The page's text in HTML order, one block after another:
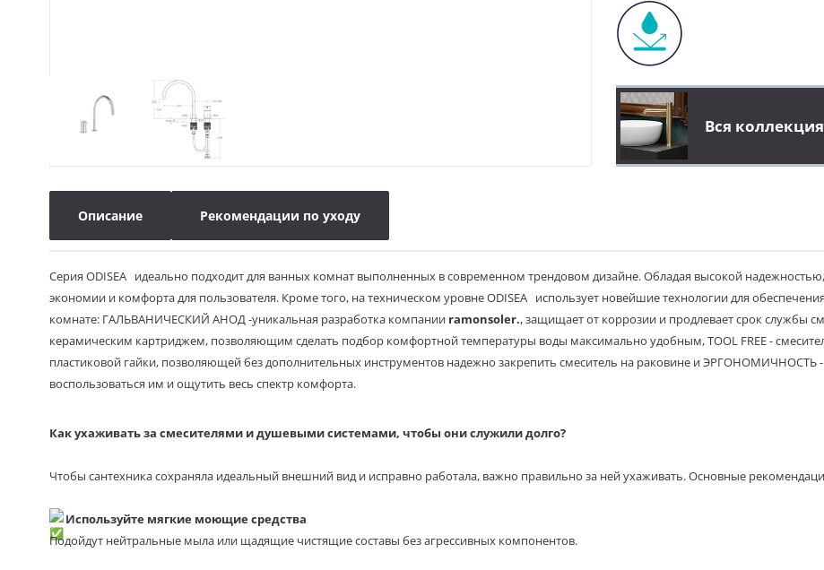
Вся коллекция
Описание Рекомендации по уходу
Серия ODISEA идеально подходит для ванных комнат выполненных в современном трендовом дизайне. Обладая высокой
экономии и комфорта для пользователя. Кроме того, на техническом уровне ODISEA использует новейшие технологии для
комнате: ГАЛЬВАНИЧЕСКИЙ АНОД -уникальная разработка компании ramonsoler., защищает от коррозии и продлевает срок службы
керамическим картриджем, позволяющим сделать подбор комфортной температуры воды максимально удобным, TOOL FREE -
пластиковой гайки, позволяющей без дополнительных инструментов надежно закрепить смеситель на раковине и ЭРГОНОМИЧНОСТЬ
воспользоваться им и ощутить весь спектр комфорта.
Как ухаживать за смесителями и душевыми системами, чтобы они служили долго?
Чтобы сантехника сохраняла идеальный внешний вид и исправно работала, важно правильно за ней ухаживать. Основные
Используйте мягкие моющие средства
Подойдут нейтральные мыла или щадящие чистящие составы без агрессивных компонентов.